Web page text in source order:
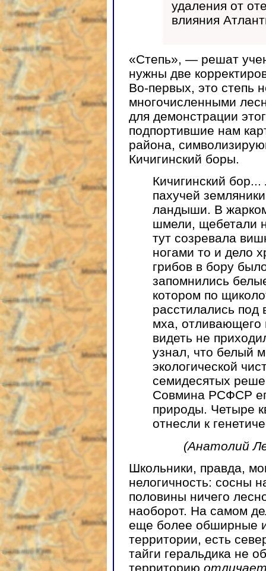
удаления от
влияния
«Степь», — решат
нужны две
Во-первых, это степь
многочисленными
для демонстрации
подпортившие нам
района,
Кичигинский боры.
Кичигинский
пахучей
ландыши. В
шмели, щебетали
тут созревала
ногами то и дело
грибов в бору
запомнились
котором по
расстилались под
мха, отливающего
видеть не
узнал, что белый
экологической
семидесятых
Совмина РСФСР
природы. Четыре
отнесли к
(Анатолий
Школьники, правда,
нелогичность: сосны
половины ничего
наоборот. На самом
еще более обширные
территории, есть
тайги геральдика не
территорию